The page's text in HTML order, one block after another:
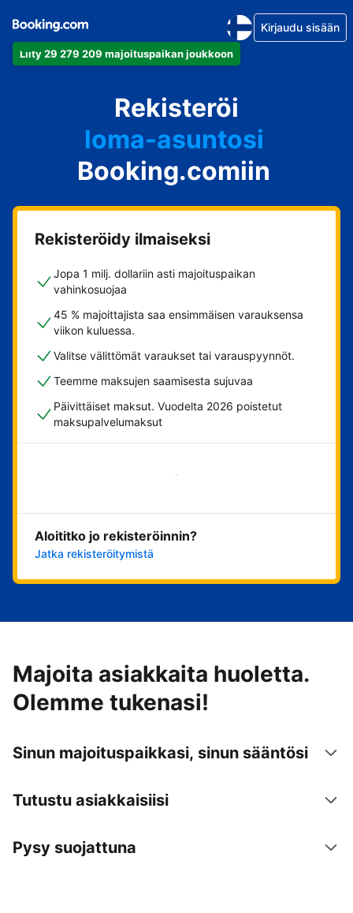
Liity 29 279 209 majoituspaikan joukkoon
Kirjaudu sisään
Rekisteröi
huoneistosi
hotellisi
loma-asuntosi
guesthousesi
bed & breakfastisi
Booking.comiin
Rekisteröidy ilmaiseksi
Jopa 1 milj. dollariin asti majoituspaikan
vahinkosuojaa
45 % majoittajista saa ensimmäisen varauksensa
viikon kuluessa.
Valitse välittömät varaukset tai varauspyynnöt.
Teemme maksujen saamisesta sujuvaa
Päivittäiset maksut. Vuodelta 2026 poistetut
maksupalvelumaksut
Aloita nyt
Aloititko jo rekisteröinnin?
Jatka rekisteröitymistä
Majoita asiakkaita huoletta.
Olemme tukenasi!
Sinun majoituspaikkasi, sinun sääntösi
Tutustu asiakkaisiisi
Pysy suojattuna